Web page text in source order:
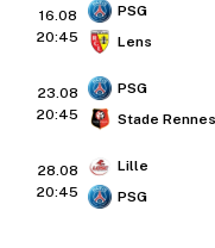
16.08
20:45
PSG
Lens
23.08
20:45
PSG
Stade Rennes
28.08
20:45
Lille
PSG